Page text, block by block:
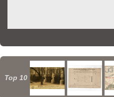
Top 10